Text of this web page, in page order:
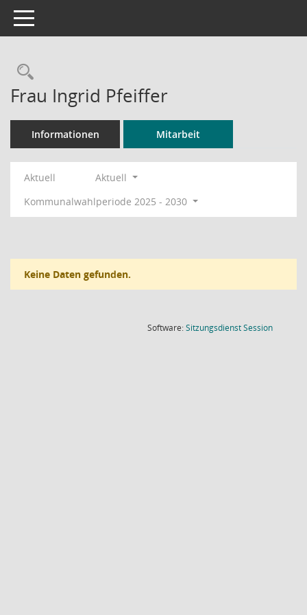
Toggle navigation
Rechercheauswahl
Frau Ingrid Pfeiffer
Informationen Mitarbeit
Aktuell
Aktuell
Kommunalwahlperiode 2025 - 2030
Keine Daten gefunden.
Software:SitzungsdienstSession(Wird in